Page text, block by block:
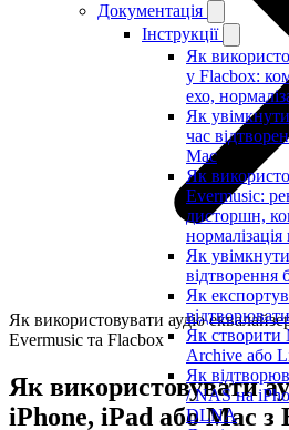
Документація
Інструкції
Як
у Flacbox:
ехо,
Як
час
Mac
Як
Evermusic:
дисторшн,
нормалізація
Як
відтворення
Як
Як створити
Archive або
Як
/ NAS на
DLNA
Як використовувати аудіо
Evermusic та Flacbox
Як використовувати
iPhone, iPad або Mac з